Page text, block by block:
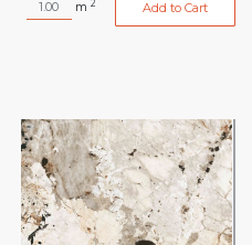
m 2 Add to Cart